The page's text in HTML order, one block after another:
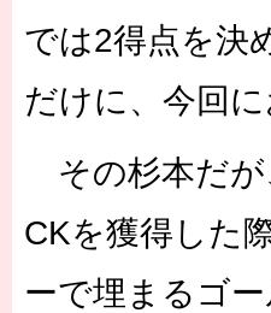
では2得点を決
だけに、今回
その杉本だが
CKを獲得した
ーで埋まるゴ